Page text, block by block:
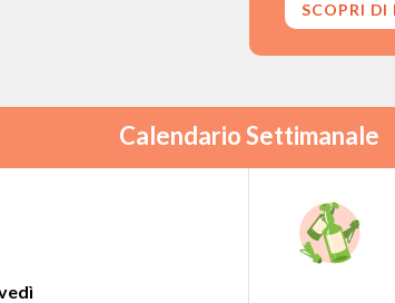
SCOPRI DI
Calendario Settimanale